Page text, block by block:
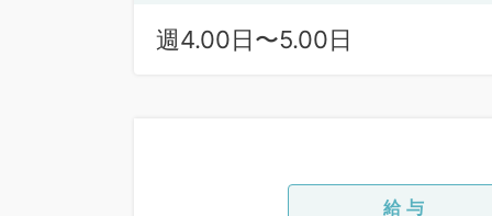
週4.00日〜5.00日
給与